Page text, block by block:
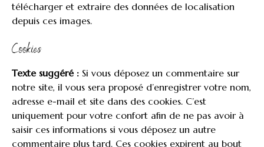
télécharger et extraire des données de localisation
depuis ces images.
Cookies
Texte suggéré : Si vous déposez un commentaire sur
notre site, il vous sera proposé d’enregistrer votre nom,
adresse e-mail et site dans des cookies. C’est
uniquement pour votre confort afin de ne pas avoir à
saisir ces informations si vous déposez un autre
commentaire plus tard. Ces cookies expirent au bout